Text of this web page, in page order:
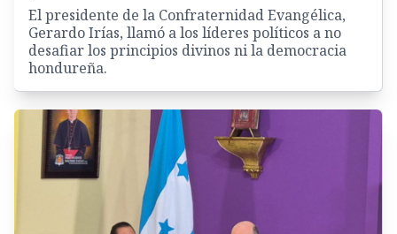
El presidente de la Confraternidad Evangélica,
Gerardo Irías, llamó a los líderes políticos a no
desafiar los principios divinos ni la democracia
hondureña.